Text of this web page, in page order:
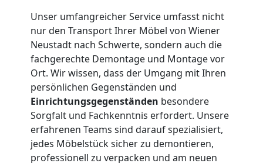
Unser umfangreicher Service umfasst nicht
nur den Transport Ihrer Möbel von Wiener
Neustadt nach Schwerte, sondern auch die
fachgerechte Demontage und Montage vor
Ort. Wir wissen, dass der Umgang mit Ihren
persönlichen Gegenständen und
Einrichtungsgegenständen besondere
Sorgfalt und Fachkenntnis erfordert. Unsere
erfahrenen Teams sind darauf spezialisiert,
jedes Möbelstück sicher zu demontieren,
professionell zu verpacken und am neuen
Wiener
Neustadt
Fernumzug
Wiener